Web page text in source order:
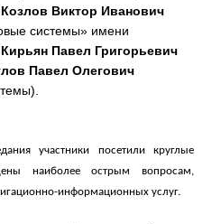
Козлов Виктор Иванович
системы» имени
Кирьян Павел Григорьевич
Павел Олегович
участники посетили круглые
наиболее острым вопросам,
информационных услуг.